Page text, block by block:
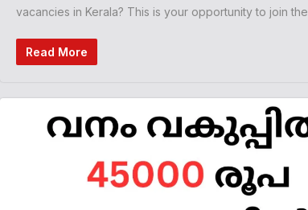
vacancies in Kerala? This is your opportunity to join the
Read More